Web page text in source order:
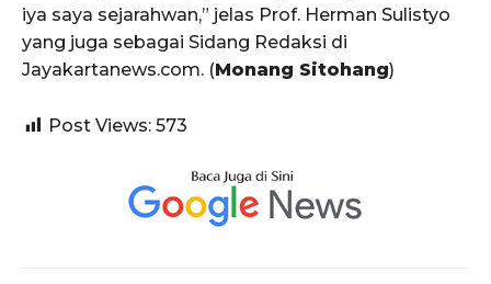
iya saya sejarahwan,” jelas Prof. Herman Sulistyo
yang juga sebagai Sidang Redaksi di
Jayakartanews.com. (Monang Sitohang)
Post Views: 573